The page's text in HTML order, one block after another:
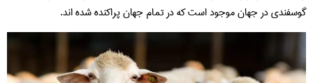
گوسفندی در جهان موجود است که در تمام جهان پراکنده شده اند.